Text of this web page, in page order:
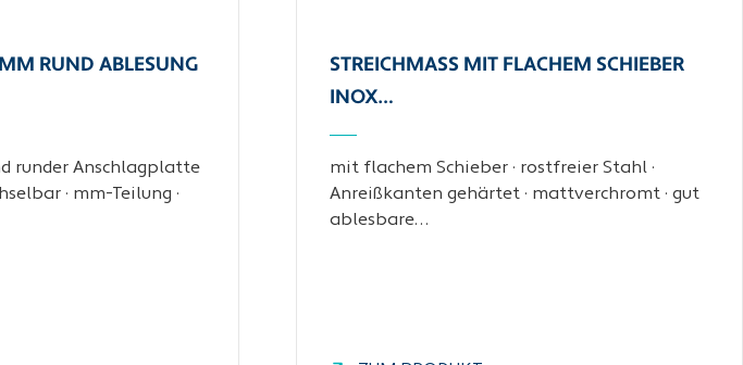
RUND ABLESUNG 0
runder Anschlagplatte
· mm-Teilung ·
STREICHMASS MIT FLACHEM SCHIEBER I
NOX…
mit flachem Schieber · rostfreier Stahl ·
Anreißkanten gehärtet · mattverchromt · gut
ablesbare…